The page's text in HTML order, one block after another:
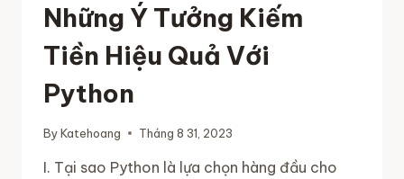
Những Ý Tưởng Kiếm
Tiền Hiệu Quả Với
Python
ByKatehoang Tháng 8 31, 2023
I. Tại sao Python là lựa chọn hàng đầu cho